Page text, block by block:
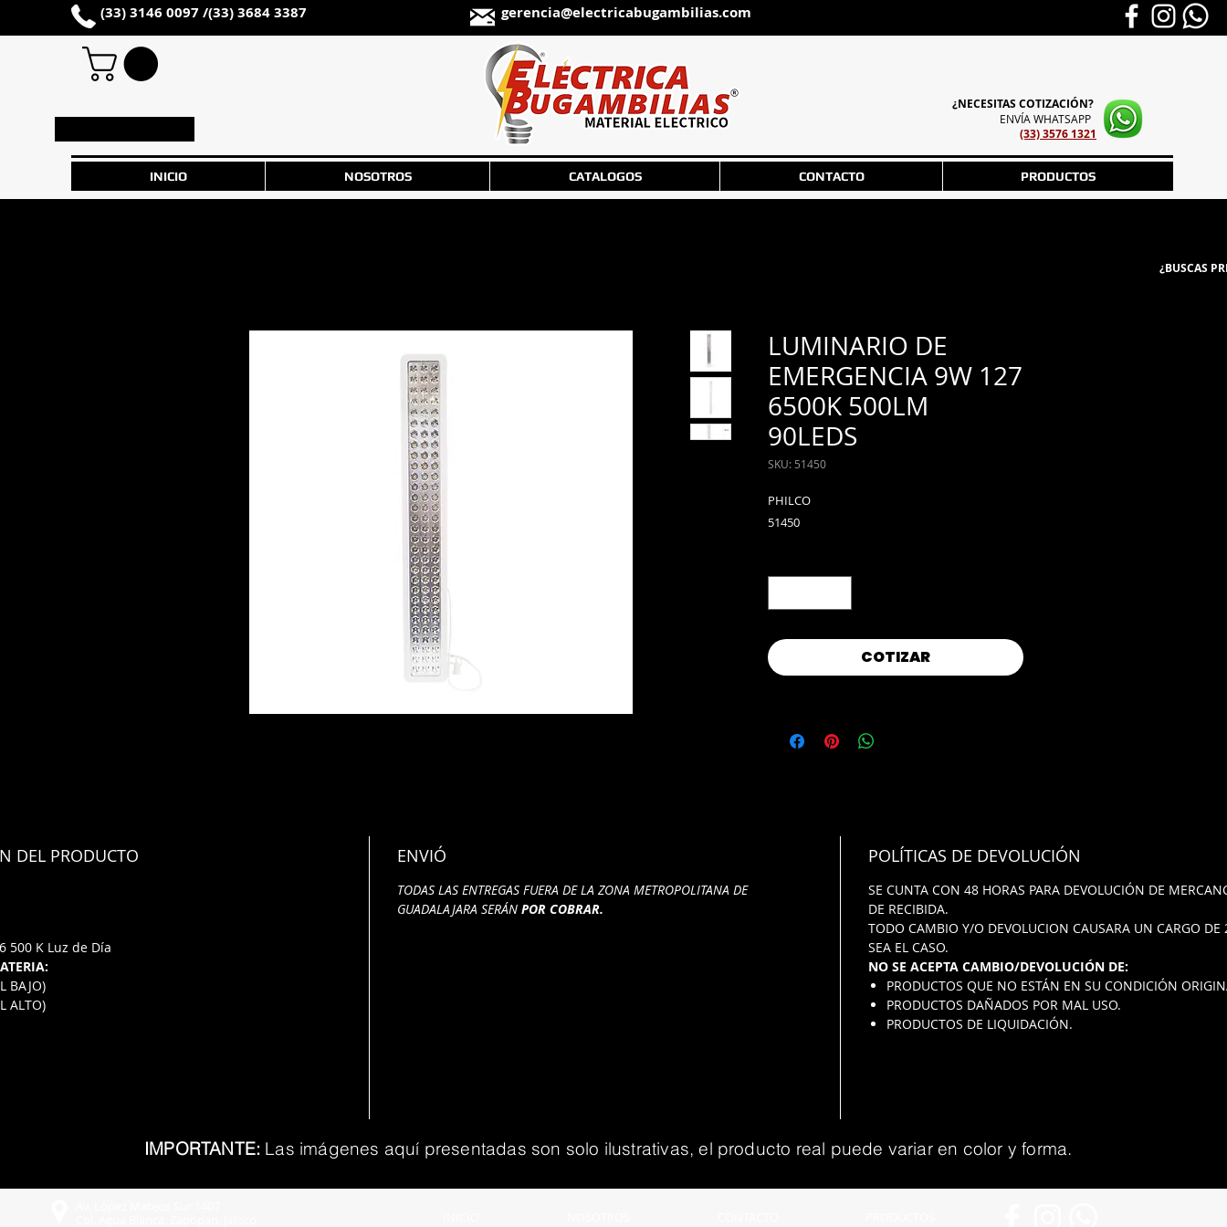
(33) 3146 0097 /(33) 3684 3387 gerencia@electricabugambilias.com
¿NECESITAS COTIZACIÓN?
ENVÍA WHATSAPP
(33) 3576 1321
INICIO NOSOTROS CATALOGOS CONTACTO PRODUCTOS
LUMINARIO DE
EMERGENCIA 9W 127
6500K 500LM
90LEDS
SKU: 51450
PHILCO
51450
COTIZAR
DEL PRODUCTO
500 K Luz de Día
BAJO)
ALTO)
ENVIÓ
TODAS LAS ENTREGAS FUERA DE LA ZONA METROPOLITANA DE
GUADALAJARA SERÁN POR COBRAR.
POLÍTICAS DE DEVOLUCIÓN
SE CUNTA CON 48 HORAS PARA DEVOLUCIÓN DE
DE RECIBIDA.
TODO CAMBIO Y/O DEVOLUCION CAUSARA UN CARGO DE
SEA EL CASO.
NO SE ACEPTA CAMBIO/DEVOLUCIÓN DE:
PRODUCTOS QUE NO ESTÁN EN SU CONDICIÓN
PRODUCTOS DAÑADOS POR MAL USO.
PRODUCTOS DE LIQUIDACIÓN.
¿BUSCAS
IMPORTANTE: Las imágenes aquí presentadas son solo ilustrativas, el producto real puede variar en color y forma.